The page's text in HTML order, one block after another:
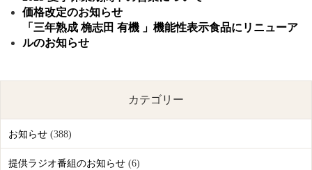
価格改定のお知らせ
「三年熟成 桷志田 有機 」機能性表示食品にリニューア
ルのお知らせ
カテゴリー
お知らせ(388)
提供ラジオ番組のお知らせ(6)